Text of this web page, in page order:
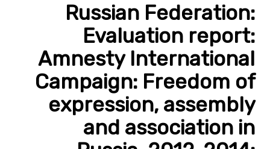
Russian Federation:
Evaluation report:
Amnesty International
Campaign: Freedom of
expression, assembly
and association in